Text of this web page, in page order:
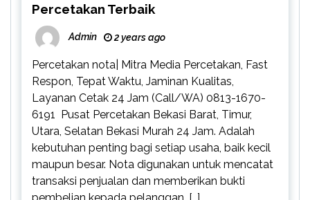
Percetakan Terbaik
Admin 2 years ago
Percetakan nota| Mitra Media Percetakan, Fast
Respon, Tepat Waktu, Jaminan Kualitas,
Layanan Cetak 24 Jam (Call/WA) 0813-1670-
6191 Pusat Percetakan Bekasi Barat, Timur,
Utara, Selatan Bekasi Murah 24 Jam. Adalah
kebutuhan penting bagi setiap usaha, baik kecil
maupun besar. Nota digunakan untuk mencatat
transaksi penjualan dan memberikan bukti